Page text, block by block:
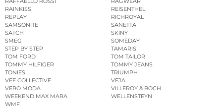
RAINKISS
REISENTHEL
REPLAY
RICHROYAL
SAMSONITE
SANETTA
SATCH
SKINY
SMEG
SOMEDAY
STEP BY STEP
TAMARIS
TOM FORD
TOM TAILOR
TOMMY HILFIGER
TOMMY JEANS
TONIES
TRIUMPH
VEE COLLECTIVE
VEJA
VERO MODA
VILLEROY & BOCH
WEEKEND MAX MARA
WELLENSTEYN
WMF